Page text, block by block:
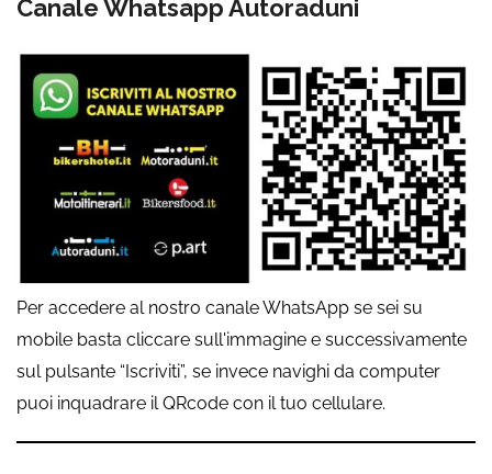
Canale Whatsapp Autoraduni
Per accedere al nostro canale WhatsApp se sei su
mobile basta cliccare sull'immagine e successivamente
sul pulsante “Iscriviti”, se invece navighi da computer
puoi inquadrare il QRcode con il tuo cellulare.